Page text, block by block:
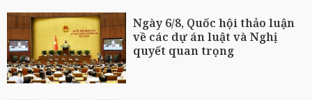
Ngày 6/8, Quốc hội thảo luận
về các dự án luật và Nghị
quyết quan trọng